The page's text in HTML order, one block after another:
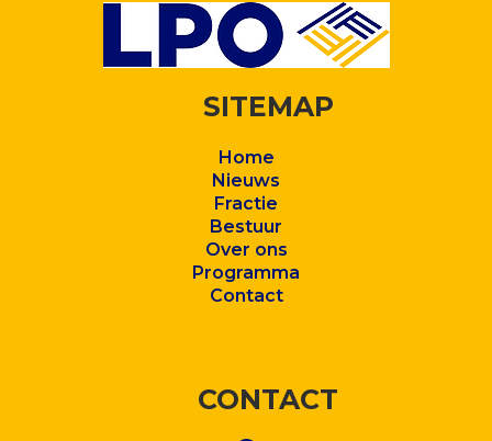
SITEMAP
Home
Nieuws
Fractie
Bestuur
Over ons
Programma
Contact
CONTACT